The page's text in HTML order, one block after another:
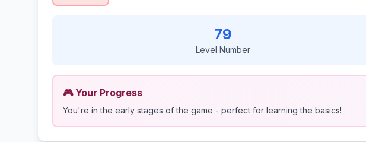
79
Level Number
🎮 Your Progress
You're in the early stages of the game - perfect for learning the basics!